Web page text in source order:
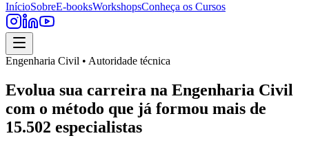
InícioSobreE-booksWorkshopsConheça os Cursos
Engenharia Civil • Autoridade técnica
Evolua sua carreira na Engenharia Civil
com o método que já formou mais de
15.502 especialistas